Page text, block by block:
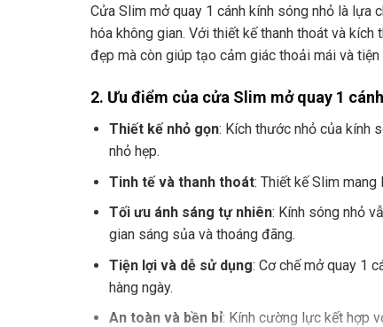
Cửa Slim mở quay 1 cánh kính sóng nhỏ là lựa
hóa không gian. Với thiết kế thanh thoát và
đẹp mà còn giúp tạo cảm giác thoải mái và tiện
2. Ưu điểm của cửa Slim mở quay 1
Thiết kế nhỏ gọn: Kích thước nhỏ của kính
nhỏ hẹp.
Tinh tế và thanh thoát: Thiết kế Slim mang
Tối ưu ánh sáng tự nhiên: Kính sóng nhỏ
gian sáng sủa và thoáng đãng.
Tiện lợi và dễ sử dụng: Cơ chế mở quay 1
hàng ngày.
An toàn và bền bỉ: Kính cường lực kết hợp